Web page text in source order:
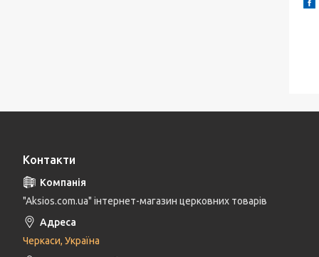
Контакти
"Aksios.com.ua" інтернет-магазин церковних товарів
Черкаси, Україна